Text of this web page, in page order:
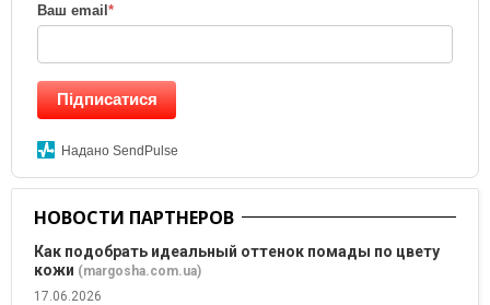
Ваш email*
Підписатися
Надано SendPulse
НОВОСТИ ПАРТНЕРОВ
Как подобрать идеальный оттенок помады по цвету
кожи (margosha.com.ua)
17.06.2026